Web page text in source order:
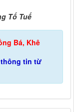
Tố Tuế
Bá, Khê
tin từ